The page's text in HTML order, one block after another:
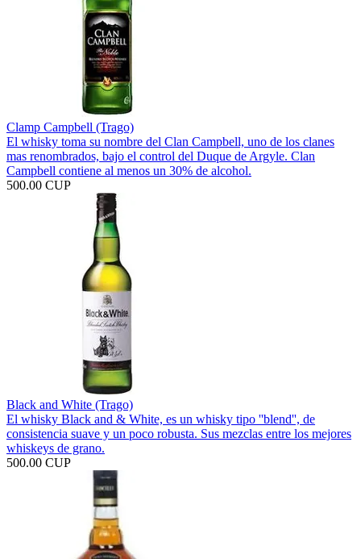
Clamp Campbell (Trago)
El whisky toma su nombre del Clan Campbell, uno de los clanes
mas renombrados, bajo el control del Duque de Argyle. Clan
Campbell contiene al menos un 30% de alcohol.
500.00 CUP
Black and White (Trago)
El whisky Black and & White, es un whisky tipo ''blend'', de
consistencia suave y un poco robusta. Sus mezclas entre los mejores
whiskeys de grano.
500.00 CUP